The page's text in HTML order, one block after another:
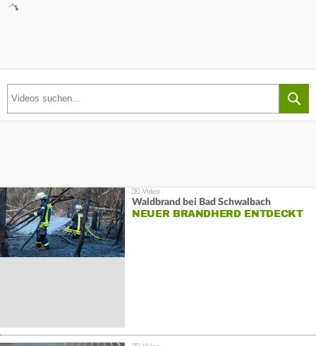
Waldbrand bei Bad Schwalbach
NEUER BRANDHERD ENTDECKT